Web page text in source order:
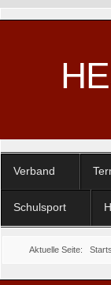
Verband
Schulsport
Aktuelle Seite: